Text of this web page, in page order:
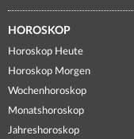
HOROSKOP
Horoskop Heute
Horoskop Morgen
Wochenhoroskop
Monatshoroskop
Jahreshoroskop